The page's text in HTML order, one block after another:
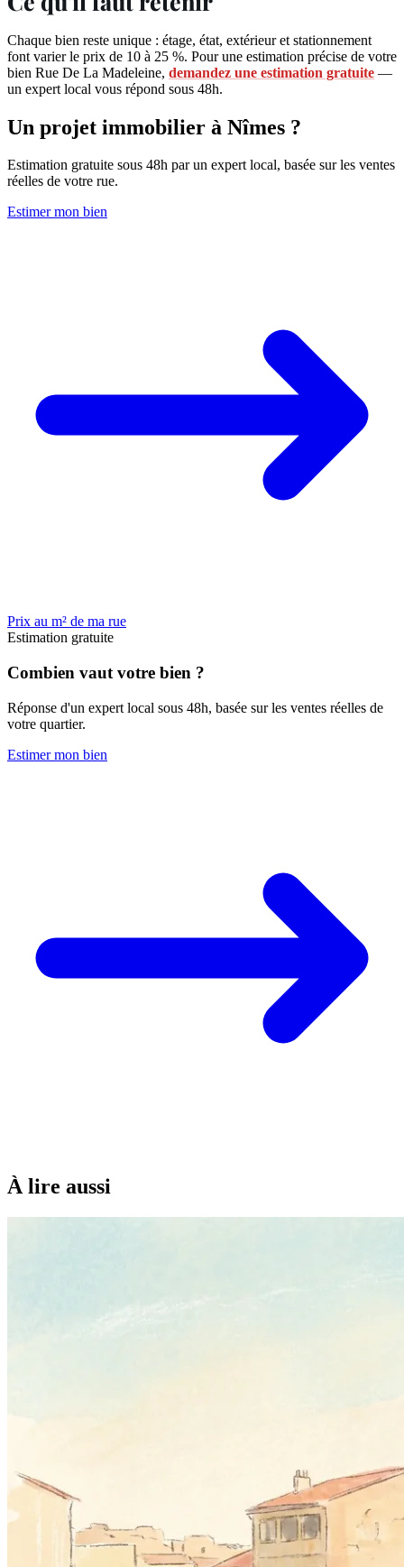
Chaque bien reste unique : étage, état, extérieur et stationnement
font varier le prix de 10 à 25 %. Pour une estimation précise de votre
bien Rue De La Madeleine, demandez une estimation gratuite —
un expert local vous répond sous 48h.
Un projet immobilier à Nîmes ?
Estimation gratuite sous 48h par un expert local, basée sur les ventes
réelles de votre rue.
Estimer mon bien
Prix au m² de ma rue
Estimation gratuite
Combien vaut votre bien ?
Réponse d'un expert local sous 48h, basée sur les ventes réelles de
votre quartier.
Estimer mon bien
À lire aussi